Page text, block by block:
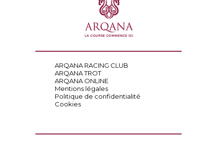
ARQANA RACING CLUB
ARQANA TROT
ARQANA ONLINE
Mentions légales
Politique de confidentialité
Cookies